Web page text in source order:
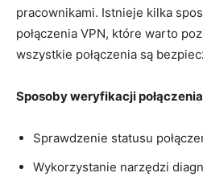
‌pracownikami. Istnieje kilka
połączenia VPN, które warto
wszystkie połączenia są
Sposoby ‌weryfikacji⁢
Sprawdzenie statusu
Wykorzystanie narzędzi